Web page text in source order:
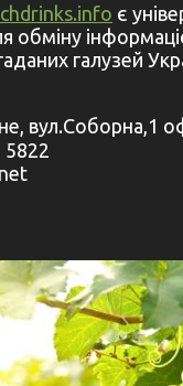
є
обміну
галузей
вул.Соборна,1
5822